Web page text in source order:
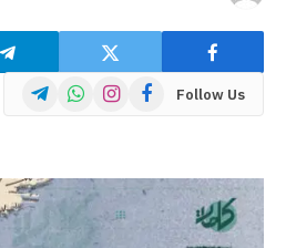
Follow Us
Facebook
Instagram
WhatsApp
Telegram